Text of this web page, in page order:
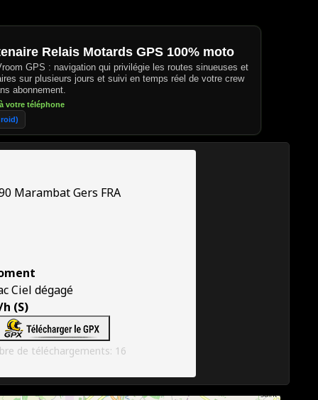
Relais Motards GPS 100% moto
GPS : navigation qui privilégie les routes sinueuses et
sur plusieurs jours et suivi en temps réel de votre crew
abonnement.
votre téléphone
Marambat Gers FRA
Ciel dégagé
(S)
de téléchargements: 16